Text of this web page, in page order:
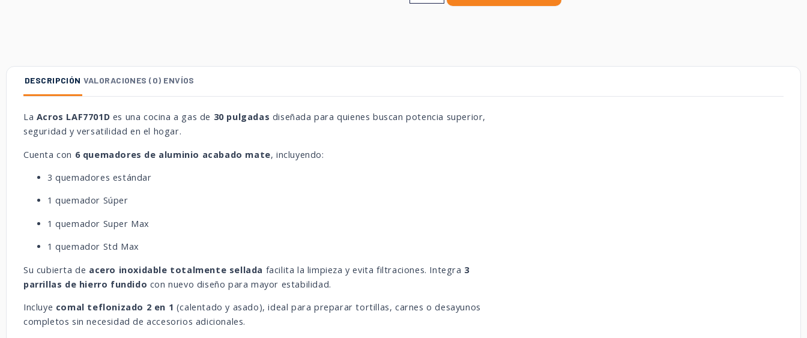
DESCRIPCIÓN VALORACIONES (0) ENVÍOS
La Acros LAF7701D es una cocina a gas de 30 pulgadas diseñada para quienes buscan potencia superior,
seguridad y versatilidad en el hogar.
Cuenta con 6 quemadores de aluminio acabado mate, incluyendo:
3 quemadores estándar
1 quemador Súper
1 quemador Super Max
1 quemador Std Max
Su cubierta de acero inoxidable totalmente sellada facilita la limpieza y evita filtraciones. Integra 3
parrillas de hierro fundido con nuevo diseño para mayor estabilidad.
Incluye comal teflonizado 2 en 1 (calentado y asado), ideal para preparar tortillas, carnes o desayunos
completos sin necesidad de accesorios adicionales.